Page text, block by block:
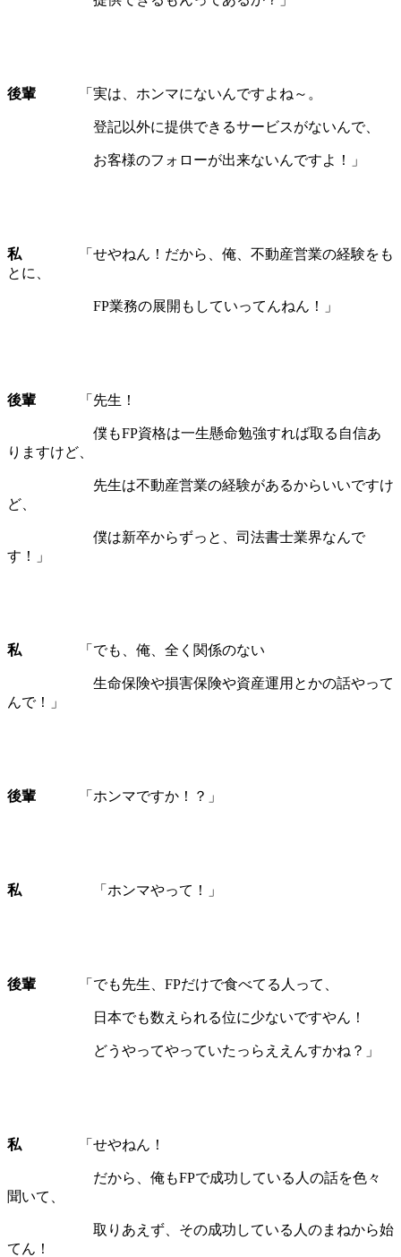
後輩 「実は、ホンマにないんですよね～。
登記以外に提供できるサービスがないんで、
お客様のフォローが出来ないんですよ！」
私 「せやねん！だから、俺、不動産営業の経験をも
とに、
FP業務の展開もしていってんねん！」
後輩 「先生！
僕もFP資格は一生懸命勉強すれば取る自信あ
りますけど、
先生は不動産営業の経験があるからいいですけ
ど、
僕は新卒からずっと、司法書士業界なんで
す！」
私 「でも、俺、全く関係のない
生命保険や損害保険や資産運用とかの話やって
んで！」
後輩 「ホンマですか！？」
私 「ホンマやって！」
後輩 「でも先生、FPだけで食べてる人って、
日本でも数えられる位に少ないですやん！
どうやってやっていたっらええんすかね？」
私 「せやねん！
だから、俺もFPで成功している人の話を色々
聞いて、
取りあえず、その成功している人のまねから始
てん！